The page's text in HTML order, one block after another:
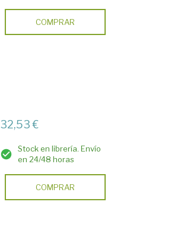
COMPRAR
32,53 €
Stock en librería. Envío
en 24/48 horas
COMPRAR